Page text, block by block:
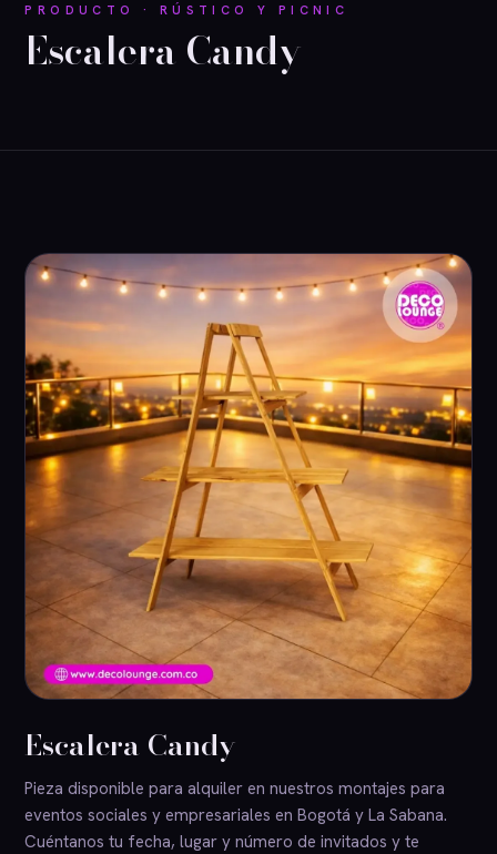
PRODUCTO · RÚSTICO Y PICNIC
Escalera Candy
Escalera Candy
Pieza disponible para alquiler en nuestros montajes para
eventos sociales y empresariales en Bogotá y La Sabana.
Cuéntanos tu fecha, lugar y número de invitados y te